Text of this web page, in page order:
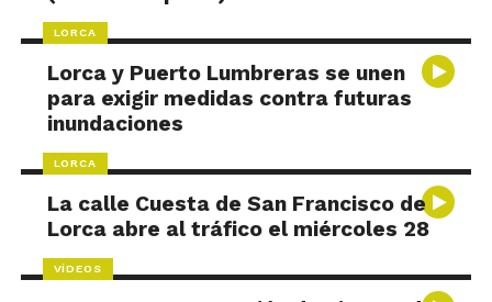
LORCA
Lorca y Puerto Lumbreras se unen
para exigir medidas contra futuras
inundaciones
LORCA
La calle Cuesta de San Francisco de
Lorca abre al tráfico el miércoles 28
VÍDEOS